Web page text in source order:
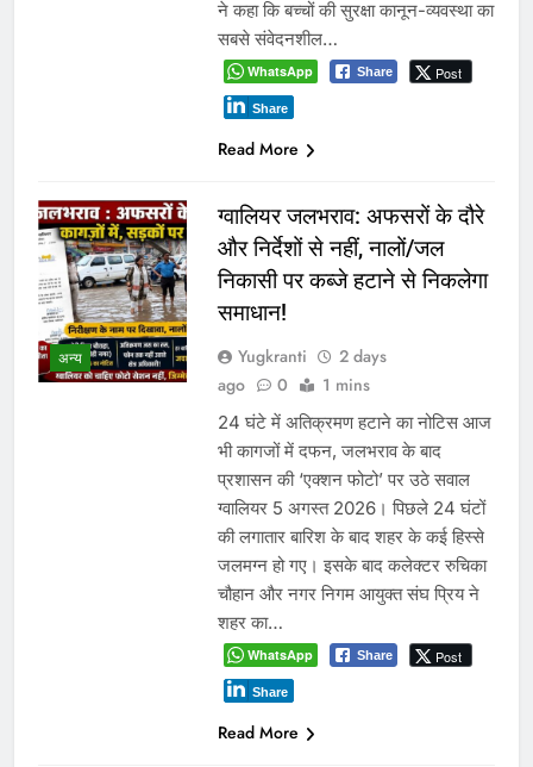
ने कहा कि बच्चों की सुरक्षा कानून-व्यवस्था का
सबसे संवेदनशील…
WhatsApp Share Post
Share
Read More
अन्य
ग्वालियर जलभराव: अफसरों के दौरे
और निर्देशों से नहीं, नालों/जल
निकासी पर कब्जे हटाने से निकलेगा
समाधान!
Yugkranti
2 days
ago
0 1 mins
24 घंटे में अतिक्रमण हटाने का नोटिस आज
भी कागजों में दफन, जलभराव के बाद
प्रशासन की ‘एक्शन फोटो’ पर उठे सवाल
ग्वालियर 5 अगस्त 2026। पिछले 24 घंटों
की लगातार बारिश के बाद शहर के कई हिस्से
जलमग्न हो गए। इसके बाद कलेक्टर रुचिका
चौहान और नगर निगम आयुक्त संघ प्रिय ने
शहर का…
WhatsApp Share Post
Share
Read More